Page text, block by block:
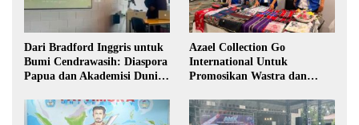
Dari Bradford Inggris untuk
Bumi Cendrawasih: Diaspora
Papua dan Akademisi Dunia
Indonesia Emas 2045
Azael Collection Go
International Untuk
Promosikan Wastra dan
Darwin Fusion ASEAN 2026